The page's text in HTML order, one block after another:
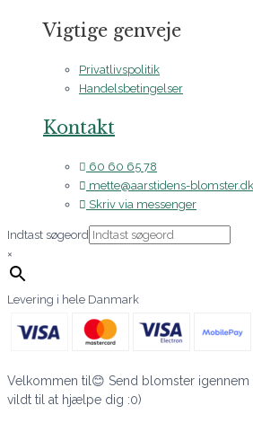
Vigtige genveje
Privatlivspolitik
Handelsbetingelser
Kontakt
60 60 65 78
mette@aarstidens-blomster.dk
Skriv via messenger
Indtast søgeord
×
Levering i hele Danmark
Velkommen til😊 Send blomster
vildt til at hjælpe dig :0)